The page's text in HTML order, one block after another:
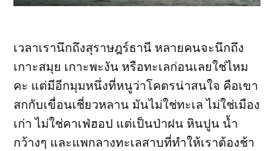
เวลาเรานึกถึงสุราษฎร์ธานี หลายคนจะนึกถึง
เกาะสมุย เกาะพะงัน หรือทะเลก่อนเลยใช่ไหม
คะ แต่มีอีกมุมหนึ่งที่หนูว่าโคตรน่าสนใจ คือเขา
สกกับเขื่อนเชี่ยวหลาน มันไม่ใช่ทะเล ไม่ใช่เมือง
เก่า ไม่ใช่คาเฟ่ฮอป แต่เป็นป่าฝน หินปูน น้ำ
กว้างๆ และแพกลางทะเลสาบที่ทำให้เราต้องช้า